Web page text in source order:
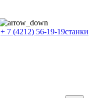
+ 7 (4212) 56-19-19станки